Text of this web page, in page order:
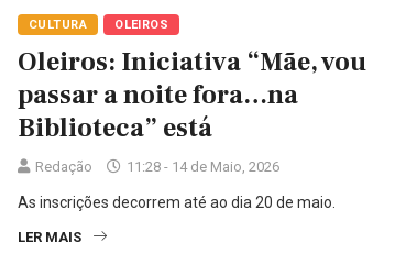
CULTURA OLEIROS
Oleiros: Iniciativa “Mãe, vou
passar a noite fora…na
Biblioteca” está
Redação 11:28 - 14 de Maio, 2026
As inscrições decorrem até ao dia 20 de maio.
LER MAIS